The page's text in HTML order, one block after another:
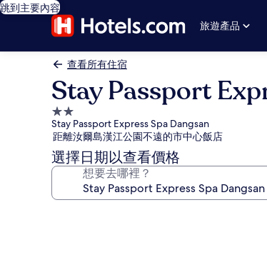
跳到主要內容
旅遊產品
查看所有住宿
Stay Passport
2.0
星
級
住
宿
Stay Passport Express Spa Dangsan
距離汝爾島漢江公園不遠的市中心飯店
選擇日期以查看價格
想要去哪裡？